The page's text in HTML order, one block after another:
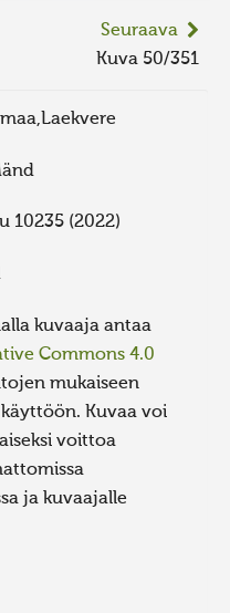
Seuraava
Kuva 50/351
10235 (2022)
kuvaaja antaa
Commons 4.0
mukaiseen
Kuvaa voi
voittoa
ja kuvaajalle